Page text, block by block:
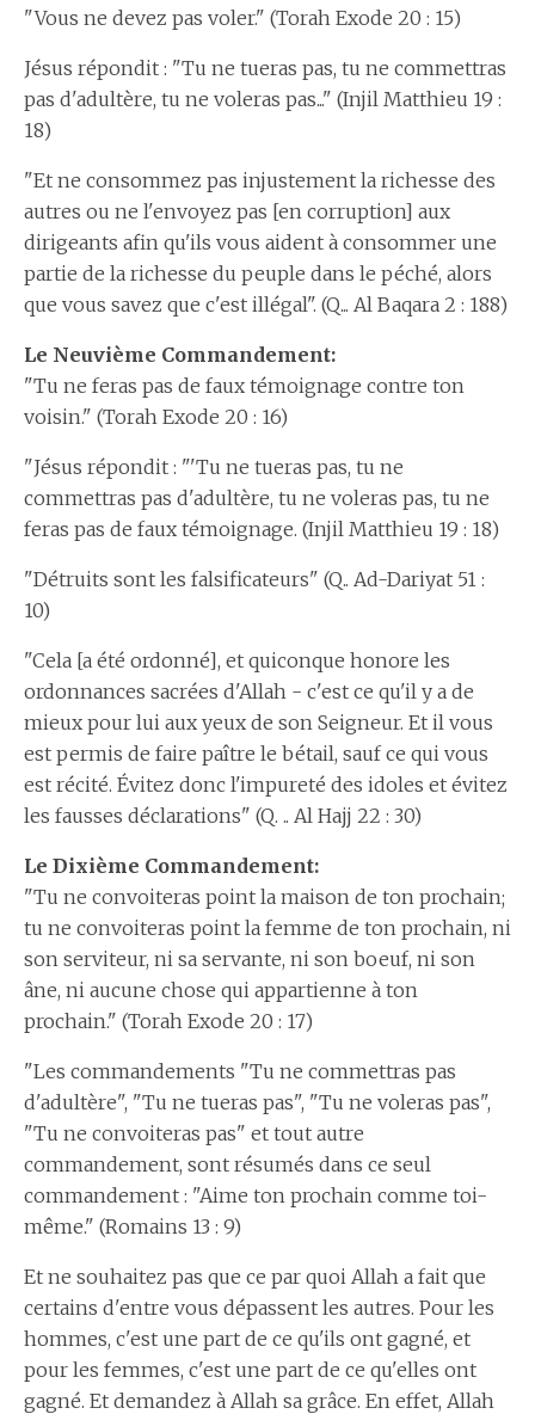
"Vous ne devez pas voler." (Torah Exode 20 : 15)
Jésus répondit : "Tu ne tueras pas, tu ne commettras
pas d'adultère, tu ne voleras pas..." (Injil Matthieu 19 :
18)
"Et ne consommez pas injustement la richesse des
autres ou ne l'envoyez pas [en corruption] aux
dirigeants afin qu'ils vous aident à consommer une
partie de la richesse du peuple dans le péché, alors
que vous savez que c'est illégal". (Q... Al Baqara 2 : 188)
Le Neuvième Commandement:
"Tu ne feras pas de faux témoignage contre ton
voisin." (Torah Exode 20 : 16)
"Jésus répondit : "'Tu ne tueras pas, tu ne
commettras pas d'adultère, tu ne voleras pas, tu ne
feras pas de faux témoignage. (Injil Matthieu 19 : 18)
"Détruits sont les falsificateurs" (Q.. Ad-Dariyat 51 :
10)
"Cela [a été ordonné], et quiconque honore les
ordonnances sacrées d'Allah - c'est ce qu'il y a de
mieux pour lui aux yeux de son Seigneur. Et il vous
est permis de faire paître le bétail, sauf ce qui vous
est récité. Évitez donc l'impureté des idoles et évitez
les fausses déclarations" (Q. .. Al Hajj 22 : 30)
Le Dixième Commandement:
"Tu ne convoiteras point la maison de ton prochain;
tu ne convoiteras point la femme de ton prochain, ni
son serviteur, ni sa servante, ni son boeuf, ni son
âne, ni aucune chose qui appartienne à ton
prochain." (Torah Exode 20 : 17)
"Les commandements "Tu ne commettras pas
d'adultère", "Tu ne tueras pas", "Tu ne voleras pas",
"Tu ne convoiteras pas" et tout autre
commandement, sont résumés dans ce seul
commandement : "Aime ton prochain comme toi-
même." (Romains 13 : 9)
Et ne souhaitez pas que ce par quoi Allah a fait que
certains d'entre vous dépassent les autres. Pour les
hommes, c'est une part de ce qu'ils ont gagné, et
pour les femmes, c'est une part de ce qu'elles ont
gagné. Et demandez à Allah sa grâce. En effet, Allah